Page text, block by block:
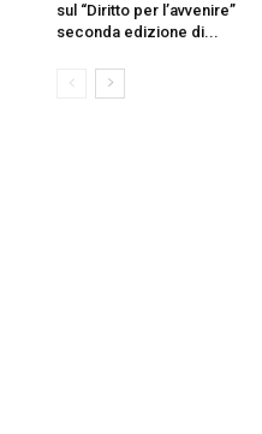
sul “Diritto per l’avvenire”
seconda edizione di...